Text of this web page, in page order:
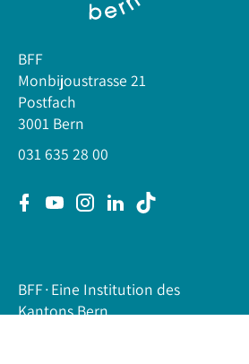
BFF
Monbijoustrasse 21
Postfach
3001 Bern
031 635 28 00
BFF∙Eine Institution des
Kantons Bern.